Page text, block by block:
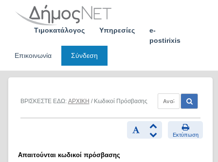
Τιμοκατάλογος Υπηρεσίες
e-
postirixis
Επικοινωνία
Σύνδεση
ΒΡΙΣΚΕΣΤΕ ΕΔΩ: ΑΡΧΙΚΗ / Κωδικοί Πρόσβασης
Εκτύπωση
Απαιτούνται κωδικοί πρόσβασης